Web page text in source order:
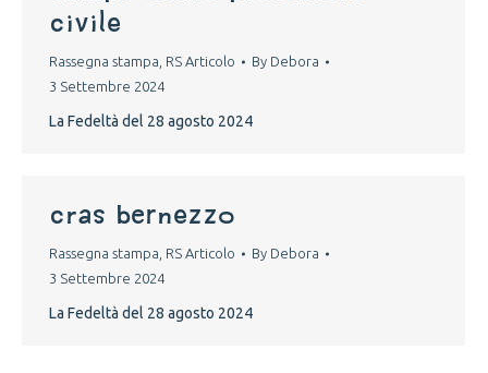
civile
Rassegna stampa RS Articolo By Debora
3 Settembre 2024
La Fedeltà del 28 agosto 2024
cras bernezzo
Rassegna stampa RS Articolo By Debora
3 Settembre 2024
La Fedeltà del 28 agosto 2024